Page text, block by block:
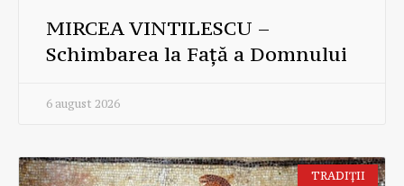
MIRCEA VINTILESCU –
Schimbarea la Față a Domnului
6 august 2026
TRADIȚII